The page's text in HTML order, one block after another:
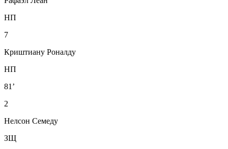
НП
7
Криштиану Роналду
НП
81’
2
Нелсон Семеду
ЗЩ